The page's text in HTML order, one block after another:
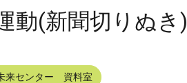
動(新聞切りぬき)
来センター 資料室